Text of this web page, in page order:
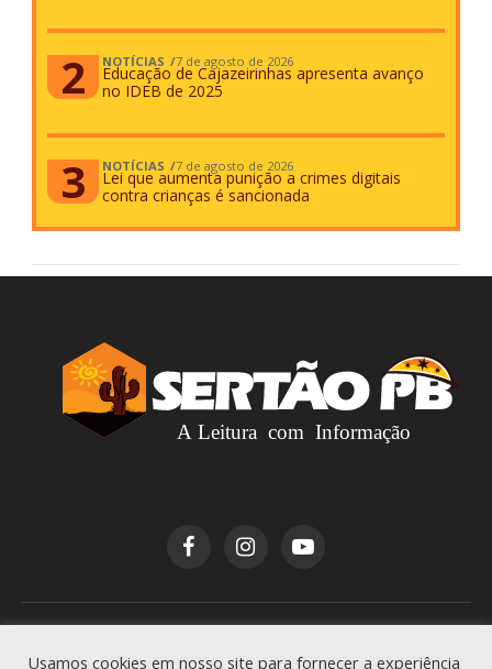
NOTÍCIAS 7 de agosto de 2026
Educação de Cajazeirinhas apresenta avanço
no IDEB de 2025
NOTÍCIAS 7 de agosto de 2026
Lei que aumenta punição a crimes digitais
contra crianças é sancionada
Usamos cookies em nosso site para fornecer a experiência